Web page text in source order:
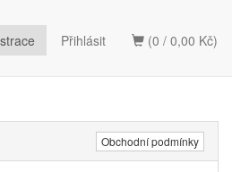
(0 / 0,00 Kč)
Přihlásit
Obchodní podmínky